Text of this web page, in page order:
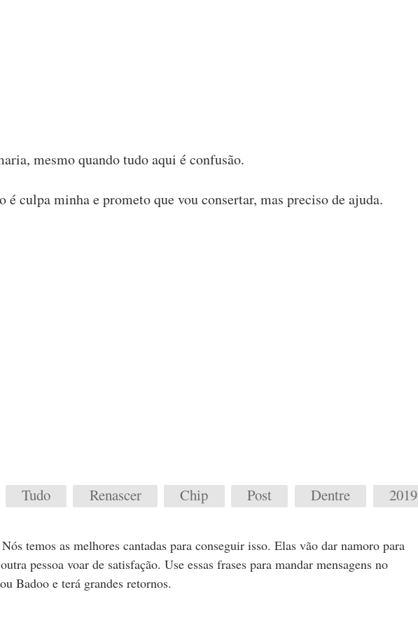
mesmo quando tudo aqui é confusão.
é culpa minha e prometo que vou consertar, mas preciso de ajuda.
Tudo Renascer Chip Post Dentre 2019
temos as melhores cantadas para conseguir isso. Elas vão dar namoro para
pessoa voar de satisfação. Use essas frases para mandar mensagens no
Badoo e terá grandes retornos.